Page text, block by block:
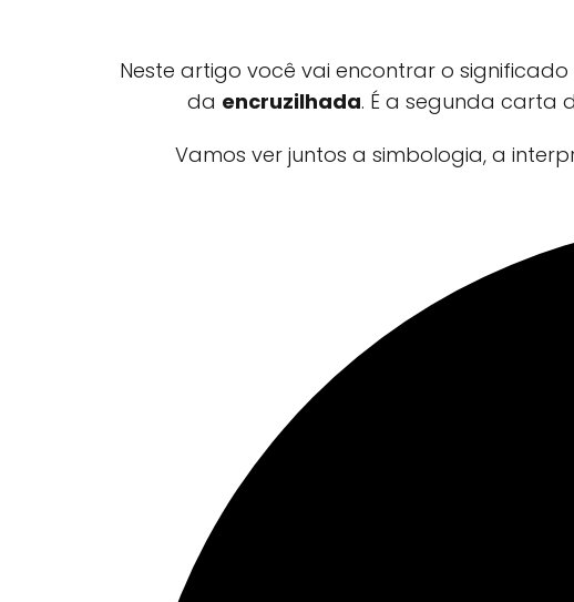
Neste artigo você vai encontrar o
da encruzilhada. É a segunda carta
Vamos ver juntos a simbologia, a